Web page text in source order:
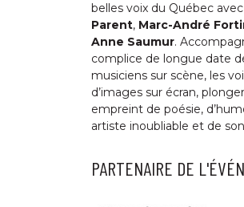
belles voix du Québec
Parent, Marc-André
Anne Saumur.
complice de longue date
musiciens sur scène, les
d’images sur écran,
empreint de poésie,
artiste inoubliable et de
PARTENAIRE DE